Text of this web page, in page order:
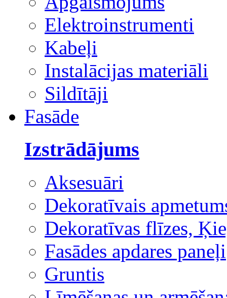
Elektroinstrumenti
Kabeļi
Instalācijas materiāli
Sildītāji
Fasāde
Izstrādājums
Aksesuāri
Dekoratīvais
Dekoratīvas flīzes,
Fasādes apdares paneļi
Gruntis